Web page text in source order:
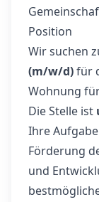
Position
Wir suchen
(m/w/d)für
Wohnung
Die Stelle ist
Ihre
Förderung
und